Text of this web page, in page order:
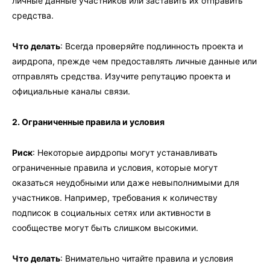
средства.
Что делать: Всегда проверяйте подлинность проекта и
аирдропа, прежде чем предоставлять личные данные или
отправлять средства. Изучите репутацию проекта и
официальные каналы связи.
2. Ограниченные правила и условия
Риск: Некоторые аирдропы могут устанавливать
ограниченные правила и условия, которые могут
оказаться неудобными или даже невыполнимыми для
участников. Например, требования к количеству
подписок в социальных сетях или активности в
сообществе могут быть слишком высокими.
Что делать: Внимательно читайте правила и условия